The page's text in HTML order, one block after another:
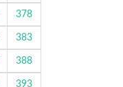
378
383
388
393